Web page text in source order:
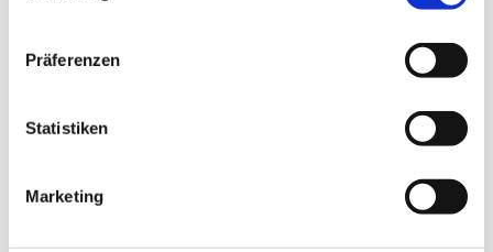
Präferenzen
Statistiken
Marketing